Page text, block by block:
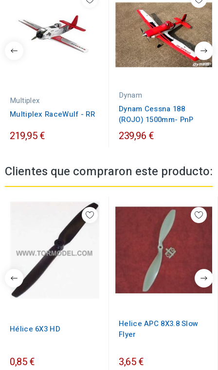
Multiplex
Multiplex RaceWulf - RR
219,95 €
Dynam
Dynam Cessna 188
(ROJO) 1500mm- PnP
239,96 €
Clientes que compraron este producto:
Hélice 6X3 HD
0,85 €
Helice APC 8X3.8 Slow
Flyer
3,65 €